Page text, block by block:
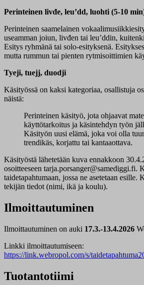
Perinteinen livđe, leu’dd, luohti (5-10
Perinteinen saamelainen
useamman joiun, livđen tai leu’ddin,
Esitys ryhmänä tai solo-esityksenä.
mutta rummun tai pienten rytmisoittimien
Tyeji, tuejj, duodji
Käsityössä on kaksi kategoriaa, osallistuja
näistä:
Perinteinen käsityö, jota ohjaavat
käyttötarkoitus ja käsintehdyn työn
Käsityön uusi elämä, joka voi olla
trendikäs, korjattu tai kantaaottava.
Käsityöstä lähetetään kuva ennakkoon
osoitteeseen tarja.porsanger@samediggi.fi.
taidetapahtumaan, jossa ne asetetaan esille.
tekijän tiedot (nimi, ikä ja koulu).
Ilmoittautuminen
Ilmoittautuminen on auki 17.3.-13.4.2026
Linkki ilmoittautumiseen:
https://link.webropol.com/s/
Tuotantotiimi